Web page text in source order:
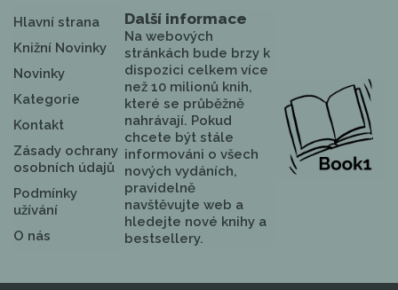
Hlavní strana
Knižní Novinky
Novinky
Kategorie
Kontakt
Zásady ochrany
osobních údajů
Podmínky
užívání
O nás
Další informace
Na webových
stránkách bude brzy k
dispozici celkem více
než 10 milionů knih,
které se průběžně
nahrávají. Pokud
chcete být stále
informováni o všech
nových vydáních,
pravidelně
navštěvujte web a
hledejte nové knihy a
bestsellery.